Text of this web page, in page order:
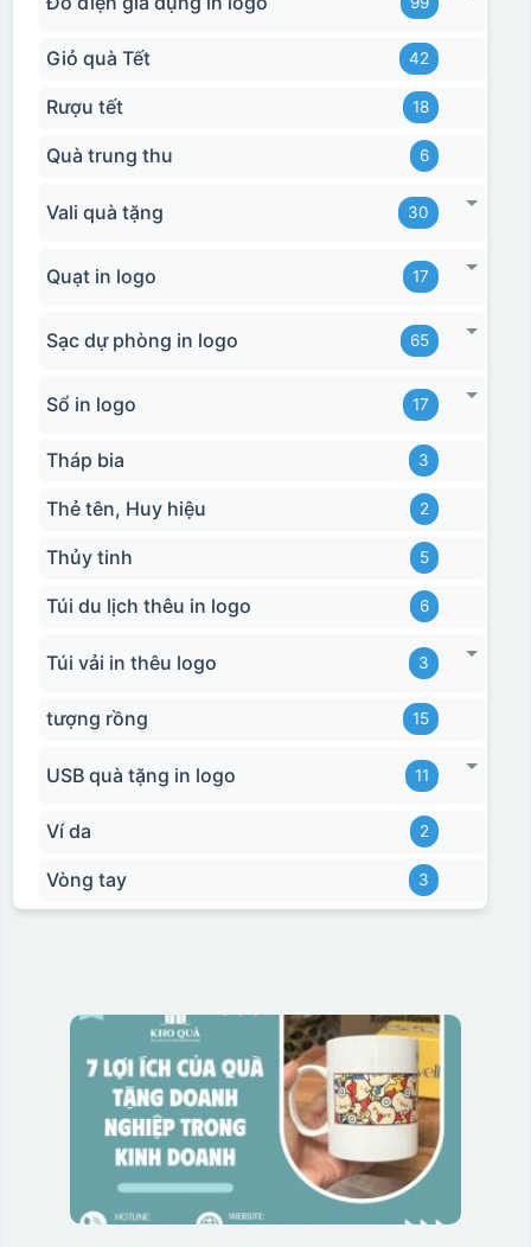
Giỏ quà Tết 42
Rượu tết 18
Quà trung thu 6
Vali quà tặng 30
Quạt in logo 17
Sạc dự phòng in logo 65
Sổ in logo 17
Tháp bia 3
Thẻ tên, Huy hiệu 2
Thủy tinh 5
Túi du lịch thêu in logo 6
Túi vải in thêu logo 3
tượng rồng 15
USB quà tặng in logo 11
Ví da 2
Vòng tay 3